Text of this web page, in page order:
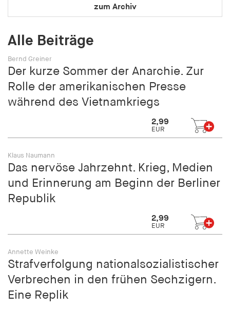
zum Archiv
Alle Beiträge
Bernd Greiner
Der kurze Sommer der Anarchie. Zur
Rolle der amerikanischen Presse
während des Vietnamkriegs
2,99
EUR
Klaus Naumann
Das nervöse Jahrzehnt. Krieg, Medien
und Erinnerung am Beginn der Berliner
Republik
2,99
EUR
Annette Weinke
Strafverfolgung nationalsozialistischer
Verbrechen in den frühen Sechzigern.
Eine Replik
Speichert den Zustimmungsstatus des Benutzers
Cookie Laufzeit:
fe_typo_user
Name:
Cookie Laufzeit:
Sitzung
fonts_loaded
fonts_loaded
Anbieter:
hamburger-edition.de
Cookie Laufzeit:
7 Tage